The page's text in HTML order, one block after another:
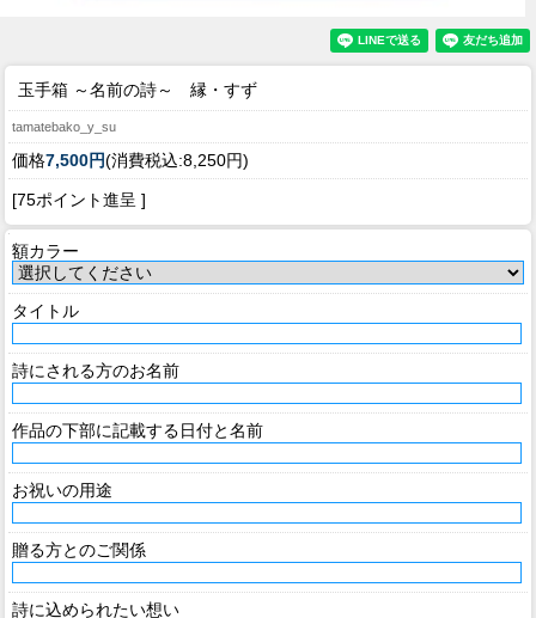
玉手箱 ～名前の詩～ 縁・すず
tamatebako_y_su
価格7,500円(消費税込:8,250円)
[75ポイント進呈 ]
額カラー
タイトル
詩にされる方のお名前
作品の下部に記載する日付と名前
お祝いの用途
贈る方とのご関係
詩に込められたい想い